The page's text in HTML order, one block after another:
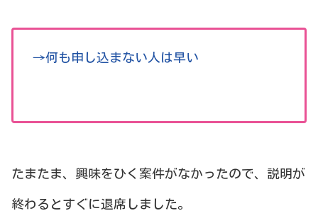
→何も申し込まない人は早い
たまたま、興味をひく案件がなかったので、説明が
終わるとすぐに退席しました。